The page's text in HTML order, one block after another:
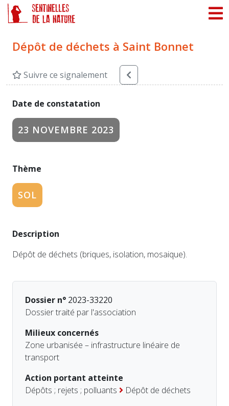
Dépôt de déchets à Saint Bonnet
Suivre ce signalement
Date de constatation
23 NOVEMBRE 2023
Thème
SOL
Description
Dépôt de déchets (briques, isolation, mosaique).
Dossier n° 2023-33220
Dossier traité par l'association
Milieux concernés
Zone urbanisée – infrastructure linéaire de
transport
Action portant atteinte
Dépôts ; rejets ; polluants
Dépôt de déchets
Panneau de gestion des cookies